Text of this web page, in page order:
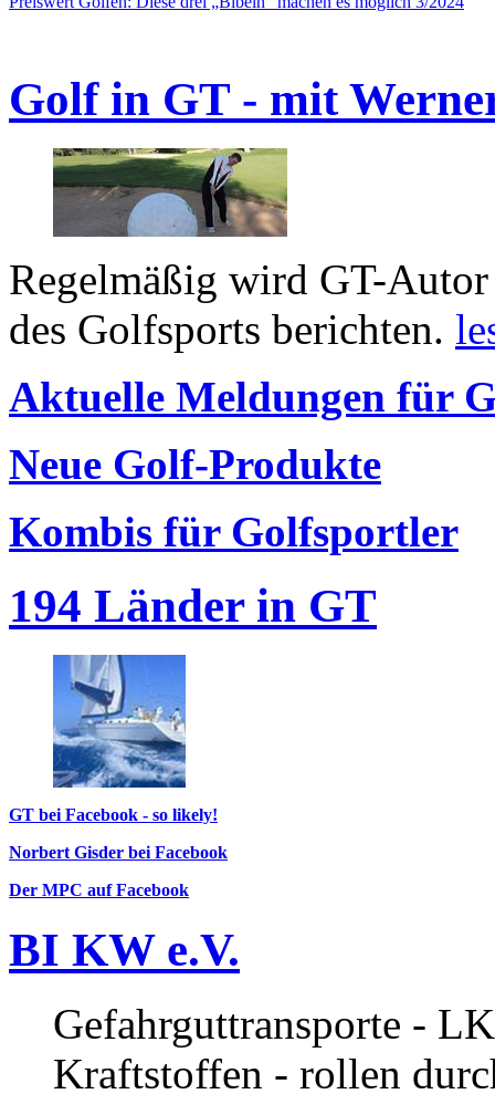
Golf in GT - mit
Regelmäßig wird GT-
des Golfsports berichten.
Aktuelle Meldungen für
Neue Golf-Produkte
Kombis für Golfsportler
194 Länder in GT
GT bei Facebook - so likely!
Norbert Gisder bei Facebook
Der MPC auf Facebook
BI KW e.V.
Gefahrguttransporte -
Kraftstoffen - rollen